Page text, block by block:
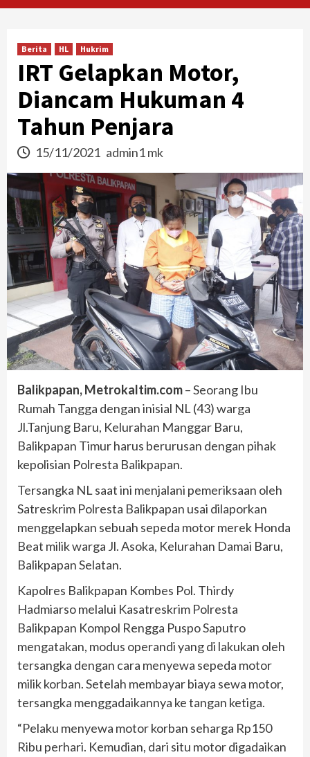
Berita HL Hukrim
IRT Gelapkan Motor,
Diancam Hukuman 4
Tahun Penjara
15/11/2021 admin1 mk
Balikpapan, Metrokaltim.com– Seorang Ibu
Rumah Tangga dengan inisial NL (43) warga
Jl.Tanjung Baru, Kelurahan Manggar Baru,
Balikpapan Timur harus berurusan dengan pihak
kepolisian Polresta Balikpapan.
Tersangka NL saat ini menjalani pemeriksaan oleh
Satreskrim Polresta Balikpapan usai dilaporkan
menggelapkan sebuah sepeda motor merek Honda
Beat milik warga Jl. Asoka, Kelurahan Damai Baru,
Balikpapan Selatan.
Kapolres Balikpapan Kombes Pol. Thirdy
Hadmiarso melalui Kasatreskrim Polresta
Balikpapan Kompol Rengga Puspo Saputro
mengatakan, modus operandi yang di lakukan oleh
tersangka dengan cara menyewa sepeda motor
milik korban. Setelah membayar biaya sewa motor,
tersangka menggadaikannya ke tangan ketiga.
“Pelaku menyewa motor korban seharga Rp150
Ribu perhari. Kemudian, dari situ motor digadaikan